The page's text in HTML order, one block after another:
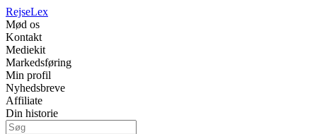
RejseLex
Mød os
Kontakt
Mediekit
Markedsføring
Min profil
Nyhedsbreve
Affiliate
Din historie